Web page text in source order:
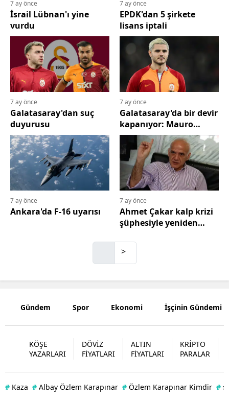
Erzurum
Eskişehir
Hakkari
Hatay
Isparta
Mersin
İstanbul
İzmir
Kırklareli
Kocaeli
Konya
7 ay önce
İsrail Lübnan'ı yine
vurdu
7 ay önce
EPDK'dan 5 şirkete
lisans iptali
7 ay önce
Galatasaray'dan suç
duyurusu
7 ay önce
Galatasaray'da bir devir
kapanıyor: Mauro
Icardi'ye İtalyan talipler
7 ay önce
Ankara'da F-16 uyarısı
7 ay önce
Ahmet Çakar kalp krizi
şüphesiyle yeniden
>
Gündem Spor Ekonomi İşçinin Gündemi
KÖŞE
YAZARLARI
DÖVİZ
FİYATLARI
ALTIN
FİYATLARI
KRİPTO
PARALAR
# Kaza # Albay Özlem Karapınar # Özlem Karapınar Kimdir #